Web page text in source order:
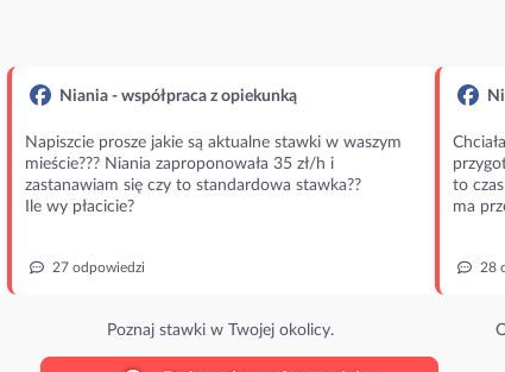
Niania - współpraca z opiekunką
Napiszcie prosze jakie są aktualne stawki w waszym
mieście??? Niania zaproponowała 35 zł/h i
zastanawiam się czy to standardowa stawka??
Ile wy płacicie?
27 odpowiedzi
Poznaj stawki w Twojej okolicy.
to
ma
28